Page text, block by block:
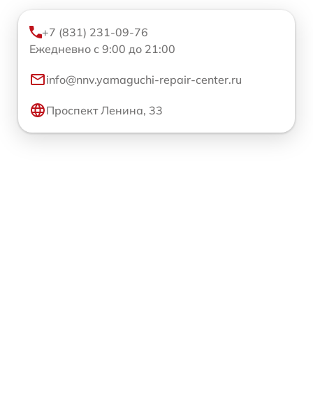
+7 (831) 231-09-76
Ежедневно с 9:00 до 21:00
info@nnv.yamaguchi-repair-center.ru
Проспект Ленина, 33